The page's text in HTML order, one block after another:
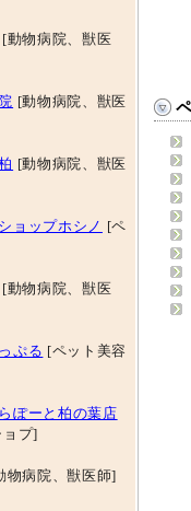
[動物病院、獣医
[動物病院、獣医
[動物病院、獣医
ョップホシノ
[ペ
[動物病院、獣医
ぷる [ペット美容
ぽーと柏の葉店
プ]
物病院、獣医師]